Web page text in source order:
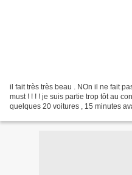
il fait très très beau . NOn il ne fait
must ! ! ! ! je suis partie trop tôt au
quelques 20 voitures , 15 minutes